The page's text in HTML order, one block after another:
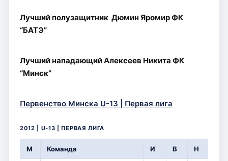
Лучший полузащитник Дюмин Яромир ФК
“БАТЭ”
Лучший нападающий Алексеев Никита ФК
“Минск”
Первенство Минска U-13 | Первая лига
2012 | U-13 | ПЕРВАЯ ЛИГА
М Команда И В Н